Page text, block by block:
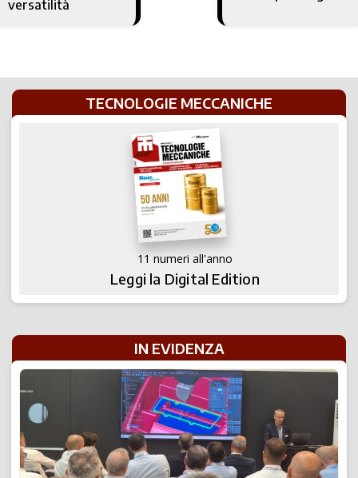
versatilità
TECNOLOGIE MECCANICHE
11 numeri all'anno
Leggi la Digital Edition
IN EVIDENZA